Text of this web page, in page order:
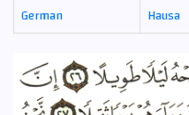
German
Hausa